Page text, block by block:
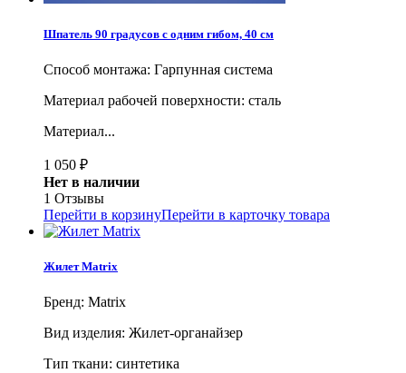
Шпатель 90 градусов с одним гибом, 40 см
Способ монтажа: Гарпунная система
Материал рабочей поверхности: сталь
Материал...
1 050 ₽
Нет в наличии
1 Отзывы
Перейти в корзинуПерейти в карточку товара
Жилет Matrix
Бренд: Matrix
Вид изделия: Жилет-органайзер
Тип ткани: синтетика